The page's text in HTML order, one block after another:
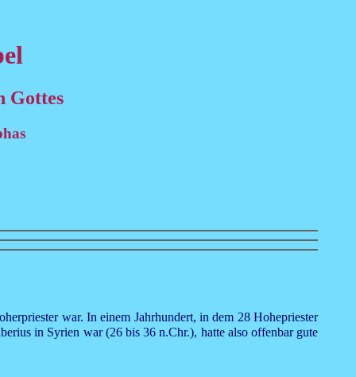
Gottes
war. In einem Jahrhundert, in dem 28 Hohepriester
in Syrien war (26 bis 36 n.Chr.), hatte also offenbar gute